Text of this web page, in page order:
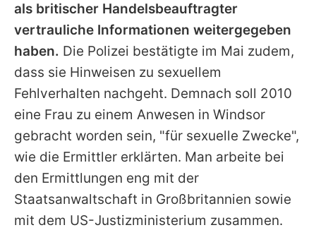
als britischer Handelsbeauftragter
vertrauliche Informationen weitergegeben
haben. Die Polizei bestätigte im Mai zudem,
dass sie Hinweisen zu sexuellem
Fehlverhalten nachgeht. Demnach soll 2010
eine Frau zu einem Anwesen in Windsor
gebracht worden sein, "für sexuelle Zwecke",
wie die Ermittler erklärten. Man arbeite bei
den Ermittlungen eng mit der
Staatsanwaltschaft in Großbritannien sowie
mit dem US-Justizministerium zusammen.